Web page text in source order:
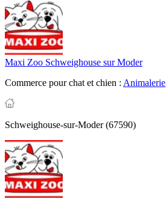
Maxi Zoo Schweighouse sur Moder
Commerce pour chat et chien : Animalerie
Schweighouse-sur-Moder (67590)